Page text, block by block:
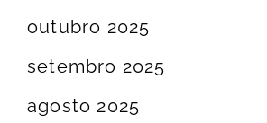
outubro 2025
setembro 2025
agosto 2025